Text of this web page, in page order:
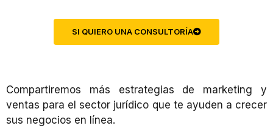
SI QUIERO UNA CONSULTORÍA
Compartiremos más estrategias de marketing y
ventas para el sector jurídico que te ayuden a crecer
sus negocios en línea.